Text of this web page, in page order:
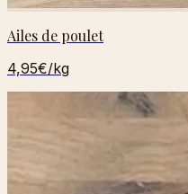
Ailes de poulet
4,95€/kg